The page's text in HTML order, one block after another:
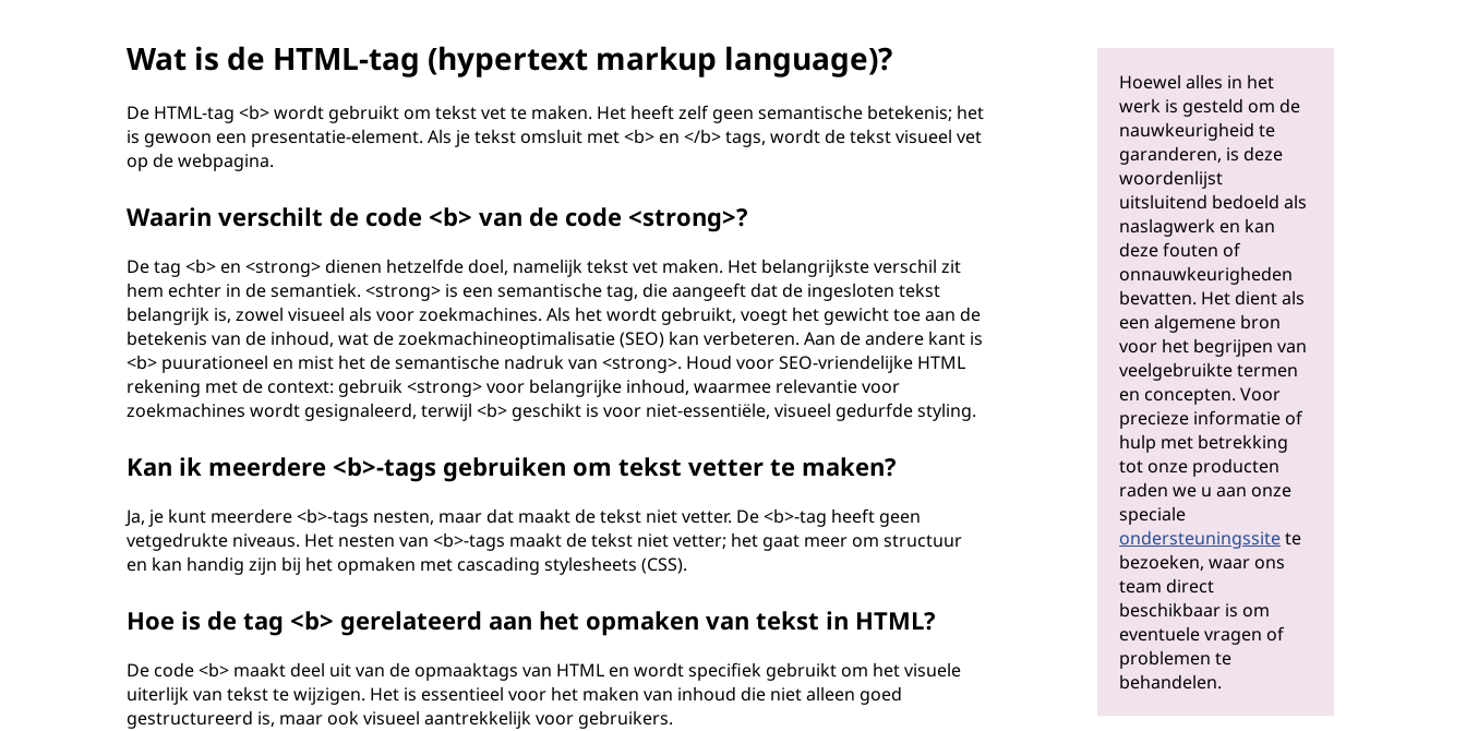
Wat is de HTML-tag (hypertext markup language)?
De HTML-tag <b> wordt gebruikt om tekst vet te maken. Het heeft zelf geen semantische betekenis; het
is gewoon een presentatie-element. Als je tekst omsluit met <b> en </b> tags, wordt de tekst visueel vet
op de webpagina.
Waarin verschilt de code <b> van de code <strong>?
De tag <b> en <strong> dienen hetzelfde doel, namelijk tekst vet maken. Het belangrijkste verschil zit
hem echter in de semantiek. <strong> is een semantische tag, die aangeeft dat de ingesloten tekst
belangrijk is, zowel visueel als voor zoekmachines. Als het wordt gebruikt, voegt het gewicht toe aan de
betekenis van de inhoud, wat de zoekmachineoptimalisatie (SEO) kan verbeteren. Aan de andere kant is
<b> puurationeel en mist het de semantische nadruk van <strong>. Houd voor SEO-vriendelijke HTML
rekening met de context: gebruik <strong> voor belangrijke inhoud, waarmee relevantie voor
zoekmachines wordt gesignaleerd, terwijl <b> geschikt is voor niet-essentiële, visueel gedurfde styling.
Kan ik meerdere <b>-tags gebruiken om tekst vetter te maken?
Ja, je kunt meerdere <b>-tags nesten, maar dat maakt de tekst niet vetter. De <b>-tag heeft geen
vetgedrukte niveaus. Het nesten van <b>-tags maakt de tekst niet vetter; het gaat meer om structuur
en kan handig zijn bij het opmaken met cascading stylesheets (CSS).
Hoe is de tag <b> gerelateerd aan het opmaken van tekst in HTML?
De code <b> maakt deel uit van de opmaaktags van HTML en wordt specifiek gebruikt om het visuele
uiterlijk van tekst te wijzigen. Het is essentieel voor het maken van inhoud die niet alleen goed
gestructureerd is, maar ook visueel aantrekkelijk voor gebruikers.
Hoewel alles in het
werk is gesteld om de
nauwkeurigheid te
garanderen, is deze
woordenlijst
uitsluitend bedoeld als
naslagwerk en kan
deze fouten of
onnauwkeurigheden
bevatten. Het dient als
een algemene bron
voor het begrijpen van
veelgebruikte termen
en concepten. Voor
precieze informatie of
hulp met betrekking
tot onze producten
raden we u aan onze
speciale
ondersteuningssitete
bezoeken, waar ons
team direct
beschikbaar is om
eventuele vragen of
problemen te
behandelen.